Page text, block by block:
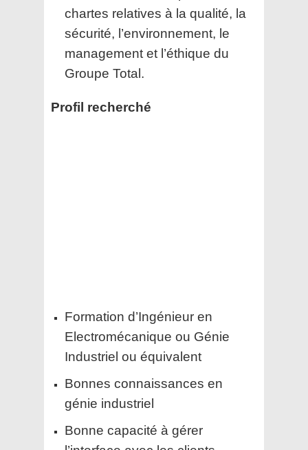
chartes relatives à la qualité, la
sécurité, l’environnement, le
management et l’éthique du
Groupe Total.
Profil recherché
Formation d’Ingénieur en
Electromécanique ou Génie
Industriel ou équivalent
Bonnes connaissances en
génie industriel
Bonne capacité à gérer